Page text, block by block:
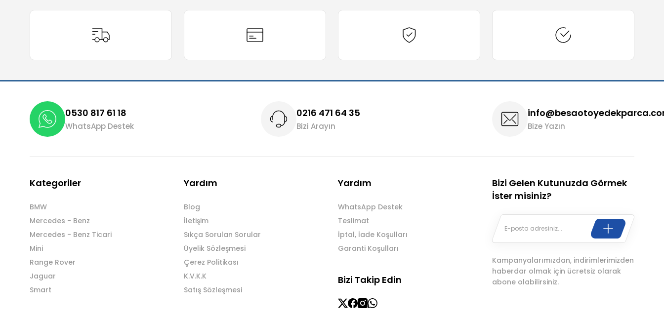
Ürün bilgilerinde hatalar bulunuyor.
Bu ürüne benzer farklı alternatifler olmalı.
Gönder
0530 817 61 18
WhatsApp Destek
0216 471 64 35
Bizi Arayın Bize Yazın
Kategoriler
BMW
Mercedes - Benz
Mercedes - Benz Ticari
Mini
Range Rover
Jaguar
Smart
Yardım
Blog
İletişim
Sıkça Sorulan Sorular
Üyelik Sözleşmesi
Çerez Politikası
K.V.K.K
Satış Sözleşmesi
Yardım
WhatsApp Destek
Teslimat
İptal, İade Koşulları
Garanti Koşulları
Bizi Takip Edin
Bizi Gelen Kutunuzda Görmek
İster misiniz?
Kampanyalarımızdan, indirimlerimizden
haberdar olmak için ücretsiz olarak
abone olabilirsiniz.